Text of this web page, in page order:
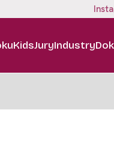
JuryIndustry